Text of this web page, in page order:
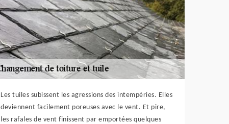
Les tuiles subissent les agressions des intempéries. Elles
deviennent facilement poreuses avec le vent. Et pire,
les rafales de vent finissent par emportées quelques